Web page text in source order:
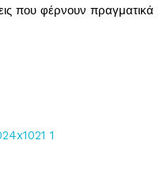
που φέρνουν πραγματικά